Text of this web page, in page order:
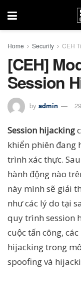
Home Security CEH
[CEH]
Session
by admin
Session hijacking
khiển phiên đang
trình xác thực.
hành động nào
này mình sẽ giải
như các lý do tại
quy trình session
cuộc tấn công,
hijacking trong
spoofing và